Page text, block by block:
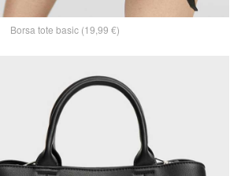
Borsa tote basic (19,99 €)